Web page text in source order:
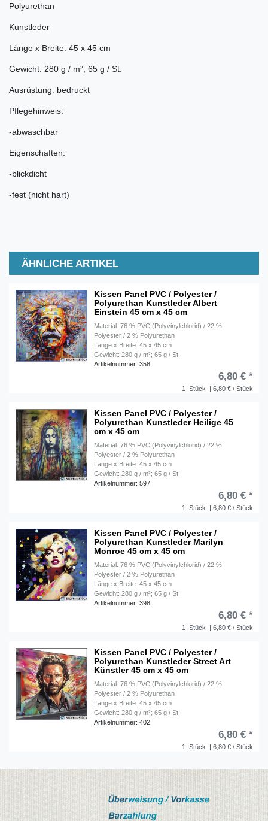
Polyurethan
Kunstleder
Länge x Breite: 45 x 45 cm
Gewicht: 280 g / m²; 65 g / St.
Ausrüstung: bedruckt
Pflegehinweis:
-abwaschbar
Eigenschaften:
-blickdicht
-fest (nicht hart)
ÄHNLICHE ARTIKEL
Kissen Panel PVC / Polyester /
Polyurethan Kunstleder Albert
Einstein 45 cm x 45 cm
Material: 76 % PVC (Polyvinylchlorid) / 22 %
Polyester / 2 % Polyurethan
Länge x Breite: 45 x 45 cm
Gewicht: 280 g / m²; 65 g / St.
Artikelnummer: 358
1 Stück | 6,80 € / Stück
6,80 € *
Kissen Panel PVC / Polyester /
Polyurethan Kunstleder Heilige 45
cm x 45 cm
Material: 76 % PVC (Polyvinylchlorid) / 22 %
Polyester / 2 % Polyurethan
Länge x Breite: 45 x 45 cm
Gewicht: 280 g / m²; 65 g / St.
Artikelnummer: 597
1 Stück | 6,80 € / Stück
6,80 € *
Kissen Panel PVC / Polyester /
Polyurethan Kunstleder Marilyn
Monroe 45 cm x 45 cm
Material: 76 % PVC (Polyvinylchlorid) / 22 %
Polyester / 2 % Polyurethan
Länge x Breite: 45 x 45 cm
Gewicht: 280 g / m²; 65 g / St.
Artikelnummer: 398
1 Stück | 6,80 € / Stück
6,80 € *
Kissen Panel PVC / Polyester /
Polyurethan Kunstleder Street Art
Künstler 45 cm x 45 cm
Material: 76 % PVC (Polyvinylchlorid) / 22 %
Polyester / 2 % Polyurethan
Länge x Breite: 45 x 45 cm
Gewicht: 280 g / m²; 65 g / St.
Artikelnummer: 402
1 Stück | 6,80 € / Stück
6,80 € *